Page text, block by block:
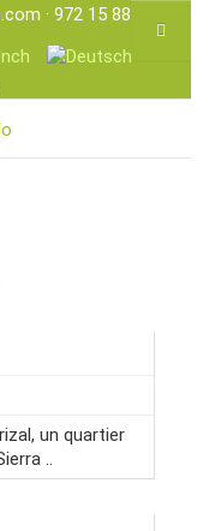
· 972 15 88 25
un quartier
..